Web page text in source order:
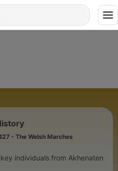
- The Welsh Marches
individuals from Akhenaten